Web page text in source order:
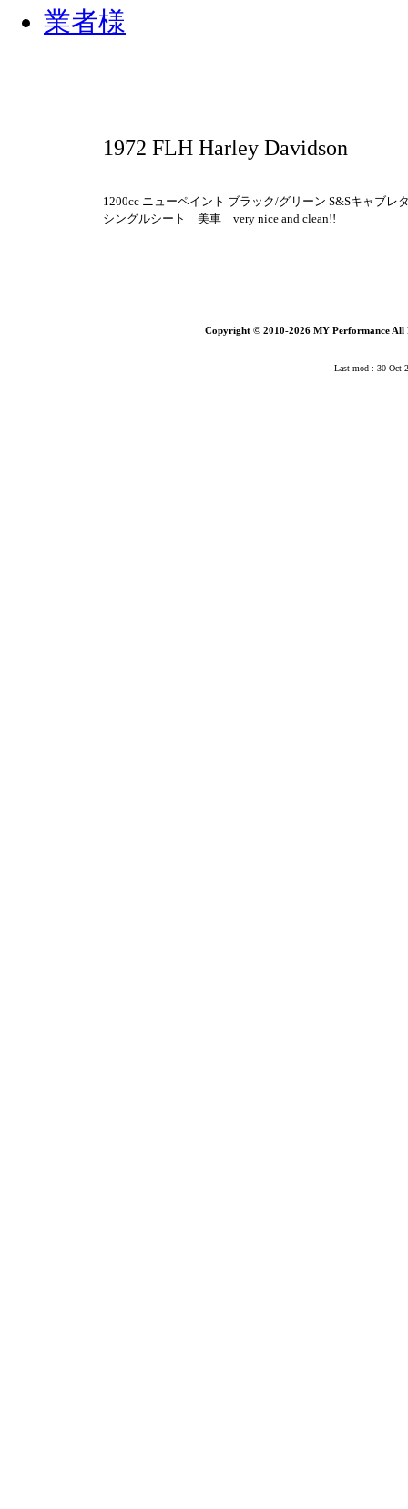
業者様
1972 FLH Harley Davidson
1200cc ニューペイント ブラック/グリーン S&Sキャブレ
シングルシート 美車 very nice and clean!!
Copyright © 2010-2026 MY Performance All
Last mod : 30 Oct